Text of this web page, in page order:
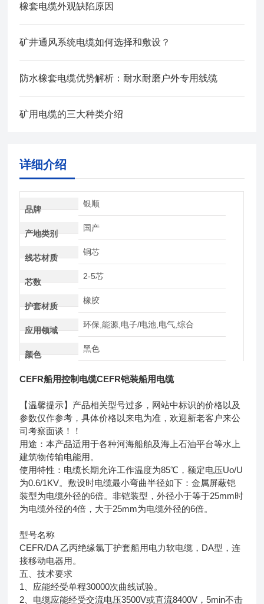
橡套电缆外观缺陷原因
矿井通风系统电缆如何选择和敷设？
防水橡套电缆优势解析：耐水耐磨户外专用线缆
矿用电缆的三大种类介绍
详细介绍
品牌
银顺
产地类别
国产
线芯材质
铜芯
芯数
2-5芯
护套材质
橡胶
应用领域
环保,能源,电子/电池,电气,综合
颜色
黑色
CEFR船用控制电缆CEFR铠装船用电缆
【温馨提示】产品相关型号过多，网站中标识的价格以及
参数仅作参考，具体价格以来电为准，欢迎新老客户来公
司考察面谈！！
用途：本产品适用于各种河海船舶及海上石油平台等水上
建筑物传输电能用。
使用特性：电缆长期允许工作温度为85℃，额定电压Uo/U
为0.6/1KV。敷设时电缆最小弯曲半径如下：金属屏蔽铠
装型为电缆外径的6倍。非铠装型，外径小于等于25mm时
为电缆外径的4倍，大于25mm为电缆外径的6倍。
型号名称
CEFR/DA 乙丙绝缘氯丁护套船用电力软电缆，DA型，连
接移动电器用。
五、技术要求
1、应能经受单程30000次曲线试验。
2、电缆应能经受交流电压3500V或直流8400V，5min不击